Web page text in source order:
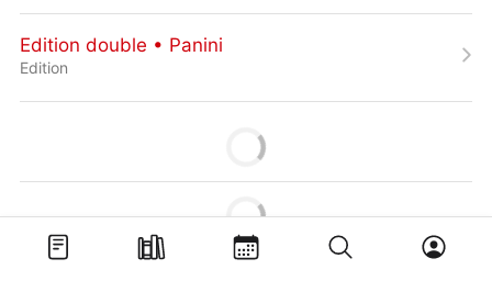
Edition double • Panini
Edition